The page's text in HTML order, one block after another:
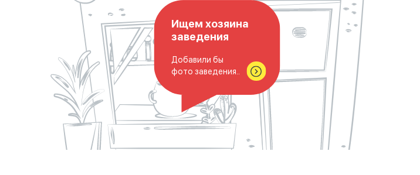
Ищем хозяина
заведения
Добавили бы
фото заведения..